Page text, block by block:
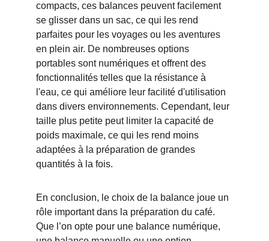
compacts, ces balances peuvent facilement
se glisser dans un sac, ce qui les rend
parfaites pour les voyages ou les aventures
en plein air. De nombreuses options
portables sont numériques et offrent des
fonctionnalités telles que la résistance à
l'eau, ce qui améliore leur facilité d'utilisation
dans divers environnements. Cependant, leur
taille plus petite peut limiter la capacité de
poids maximale, ce qui les rend moins
adaptées à la préparation de grandes
quantités à la fois.
En conclusion, le choix de la balance joue un
rôle important dans la préparation du café.
Que l’on opte pour une balance numérique,